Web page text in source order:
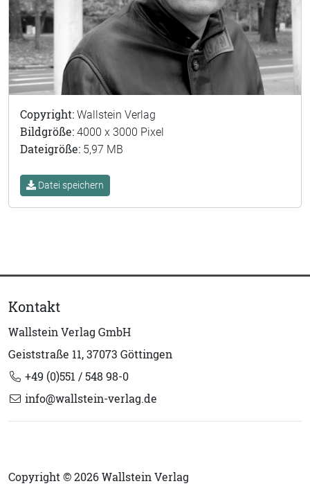
Copyright: Wallstein Verlag
Bildgröße: 4000 x 3000 Pixel
Dateigröße: 5,97 MB
Datei speichern
Kontakt
Wallstein Verlag GmbH
Geiststraße 11, 37073 Göttingen
+49 (0)551 / 548 98-0
info@wallstein-verlag.de
Copyright © 2026 Wallstein Verlag